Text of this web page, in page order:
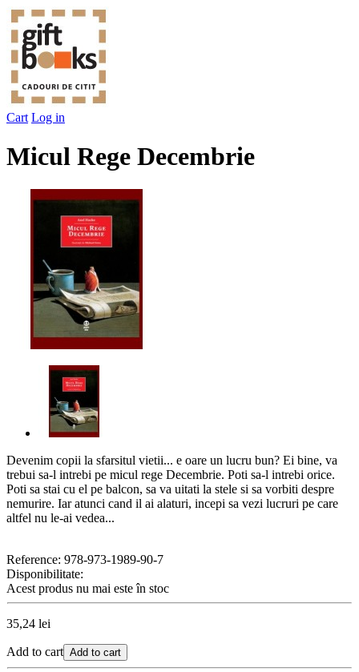
Cart Log in
Micul Rege Decembrie
Devenim copii la sfarsitul vietii... e oare un lucru bun? Ei bine, va
trebui sa-l intrebi pe micul rege Decembrie. Poti sa-l intrebi orice.
Poti sa stai cu el pe balcon, sa va uitati la stele si sa vorbiti despre
nemurire. Iar atunci cand il ai alaturi, incepi sa vezi lucruri pe care
altfel nu le-ai vedea...
Reference: 978-973-1989-90-7
Disponibilitate:
Acest produs nu mai este în stoc
35,24 lei
Add to cart Add to cart